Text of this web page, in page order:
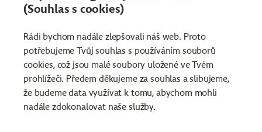
Projekty
Obchodní podmínky
Ochrana osobních údajů
(Souhlas s cookies)
Rádi bychom nadále zlepšovali náš web. Proto
potřebujeme Tvůj souhlas s používáním souborů
cookies, což jsou malé soubory uložené ve Tvém
prohlížeči. Předem děkujeme za souhlas a slibujeme,
že budeme data využívat k tomu, abychom mohli
nadále zdokonalovat naše služby.